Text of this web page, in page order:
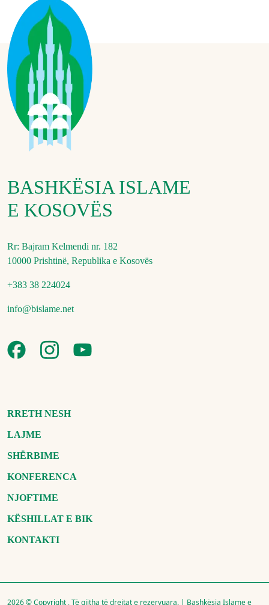
BASHKËSIA ISLAME
E KOSOVËS
Rr: Bajram Kelmendi nr. 182
10000 Prishtinë, Republika e Kosovës
+383 38 224024
info@bislame.net
RRETH NESH
LAJME
SHËRBIME
KONFERENCA
NJOFTIME
KËSHILLAT E BIK
KONTAKTI
2026 © Copyright , Të gjitha të drejtat e rezervuara. | Bashkësia Islame e